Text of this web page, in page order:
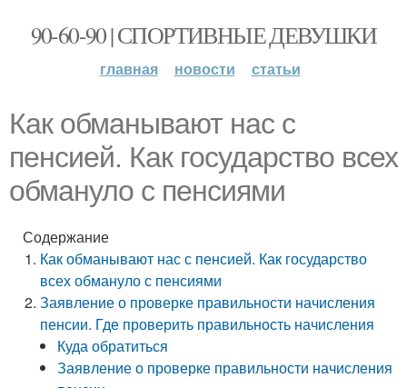
90-60-90 | СПОРТИВНЫЕ ДЕВУШКИ
главная новости статьи
Как обманывают нас с
пенсией. Как государство всех
обмануло с пенсиями
Содержание
Как обманывают нас с пенсией. Как государство
всех обмануло с пенсиями
Заявление о проверке правильности начисления
пенсии. Где проверить правильность начисления
Куда обратиться
Заявление о проверке правильности начисления